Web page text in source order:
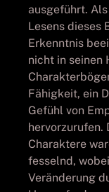
ausgeführt.
Lesens dieses
Erkenntnis
nicht in seinen
Fähigkeit, ein
Gefühl von
hervorzurufen.
Charaktere
fesselnd,
Veränderung